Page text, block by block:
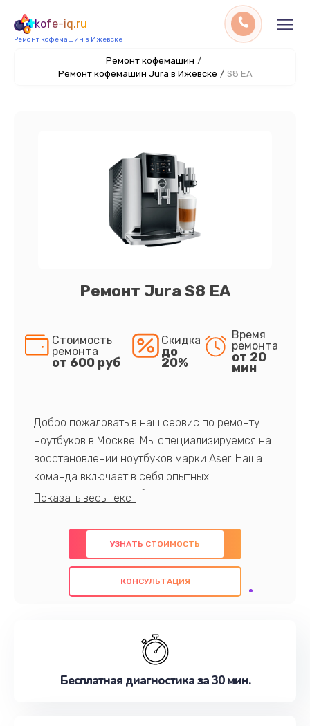
kofe-iq.ru
Ремонт кофемашин в Ижевске
Ремонт кофемашин /
Ремонт кофемашин Jura в Ижевске / S8 EA
Ремонт Jura S8 EA
Стоимость
ремонта
от 600 руб
Скидка
до
20%
Время
ремонта
от 20
мин
Добро пожаловать в наш сервис по ремонту
ноутбуков в Москве. Мы специализируемся на
восстановлении ноутбуков марки Aser. Наша
команда включает в себя опытных
профессионалов с обширными знаниями и
предлагаем быстрый и качественный ремонт с
использованием оригинальных компонентов, а
также гарантируем качество всех
проведенных работ. Наша цель - предоставить
наилучшим образом. Не медлите записаться на
УЗНАТЬ СТОИМОСТЬ
КОНСУЛЬТАЦИЯ
Бесплатная диагностика за 30 мин.